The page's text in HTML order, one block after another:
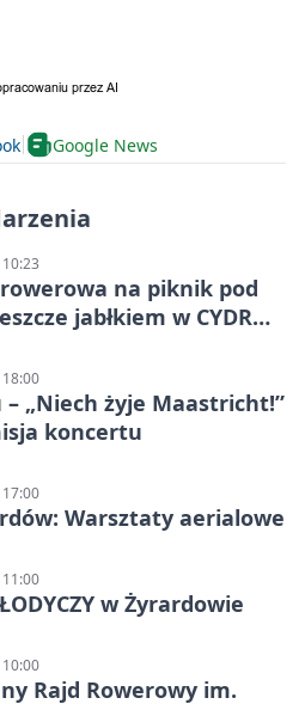
Google News
na piknik pod
jabłkiem w CYDR
– „Niech żyje Maastricht!”
koncertu
Warsztaty aerialowe
w Żyrardowie
Rajd Rowerowy im.